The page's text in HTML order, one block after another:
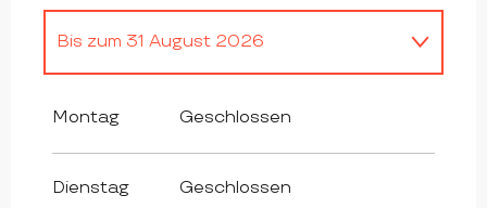
2026
Bis zum 31 August 2026
Montag Geschlossen
Dienstag Geschlossen